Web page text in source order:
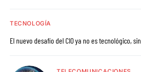
TECNOLOGÍA
El nuevo desafío del CIO ya no es tecnológico,